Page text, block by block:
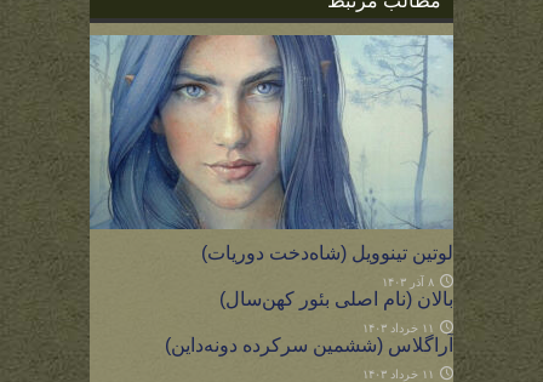
لوتین تینوویل (شاه‌دخت دوریات)
۸ آذر ۱۴۰۳
بالان (نام اصلی بئور کهن‌سال)
۱۱ خرداد ۱۴۰۳
آراگلاس (ششمین سرکرده دونه‌داین)
۱۱ خرداد ۱۴۰۳